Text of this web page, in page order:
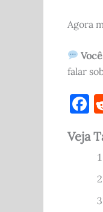
Agora
falar
F
c
e
b
o
Veja